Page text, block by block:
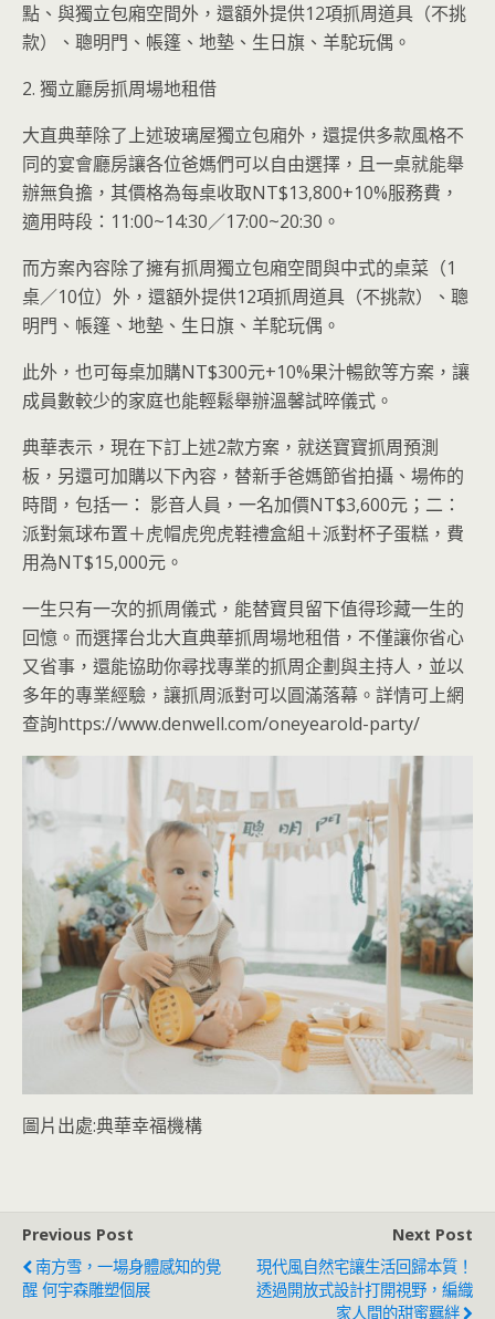
點、與獨立包廂空間外，還額外提供12項抓周道具（不挑
款）、聰明門、帳篷、地墊、生日旗、羊駝玩偶。
2. 獨立廳房抓周場地租借
大直典華除了上述玻璃屋獨立包廂外，還提供多款風格不
同的宴會廳房讓各位爸媽們可以自由選擇，且一桌就能舉
辦無負擔，其價格為每桌收取NT$13,800+10%服務費，
適用時段：11:00~14:30／17:00~20:30。
而方案內容除了擁有抓周獨立包廂空間與中式的桌菜（1
桌／10位）外，還額外提供12項抓周道具（不挑款）、聰
明門、帳篷、地墊、生日旗、羊駝玩偶。
此外，也可每桌加購NT$300元+10%果汁暢飲等方案，讓
成員數較少的家庭也能輕鬆舉辦溫馨試晬儀式。
典華表示，現在下訂上述2款方案，就送寶寶抓周預測
板，另還可加購以下內容，替新手爸媽節省拍攝、場佈的
時間，包括一： 影音人員，一名加價NT$3,600元；二：
派對氣球布置＋虎帽虎兜虎鞋禮盒組＋派對杯子蛋糕，費
用為NT$15,000元。
一生只有一次的抓周儀式，能替寶貝留下值得珍藏一生的
回憶。而選擇台北大直典華抓周場地租借，不僅讓你省心
又省事，還能協助你尋找專業的抓周企劃與主持人，並以
多年的專業經驗，讓抓周派對可以圓滿落幕。詳情可上網
查詢https://www.denwell.com/oneyearold-party/
圖片出處:典華幸福機構
Previous Post
南方雪，一場身體感知的覺
醒 何宇森雕塑個展
Next Post
現代風自然宅讓生活回歸本質！
透過開放式設計打開視野，編織
家人間的甜蜜羈絆